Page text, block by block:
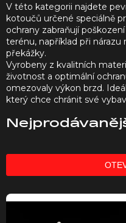
V této kategorii najdete
kotoučů určené speciálně
ochrany zabraňují
terénu, například při nárazu
překážky.
Vyrobeny z kvalitních
životnost a optimální
omezovaly výkon brzd.
který chce chránit své
V